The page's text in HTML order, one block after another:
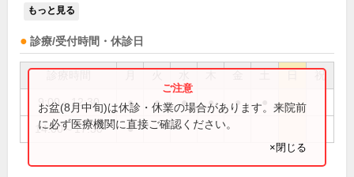
もっと見る
診療/受付時間・休診日
祝
9:00～12:30 ● ● ● ● ●
14:00～17:30 ●
お盆(8月中旬)は休診・休業の場合があります。来院前
に必ず医療機関に直接ご確認ください。
×閉じる